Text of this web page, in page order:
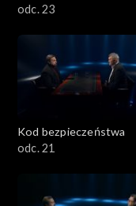
odc. 23
Kod bezpieczeństwa
odc. 21